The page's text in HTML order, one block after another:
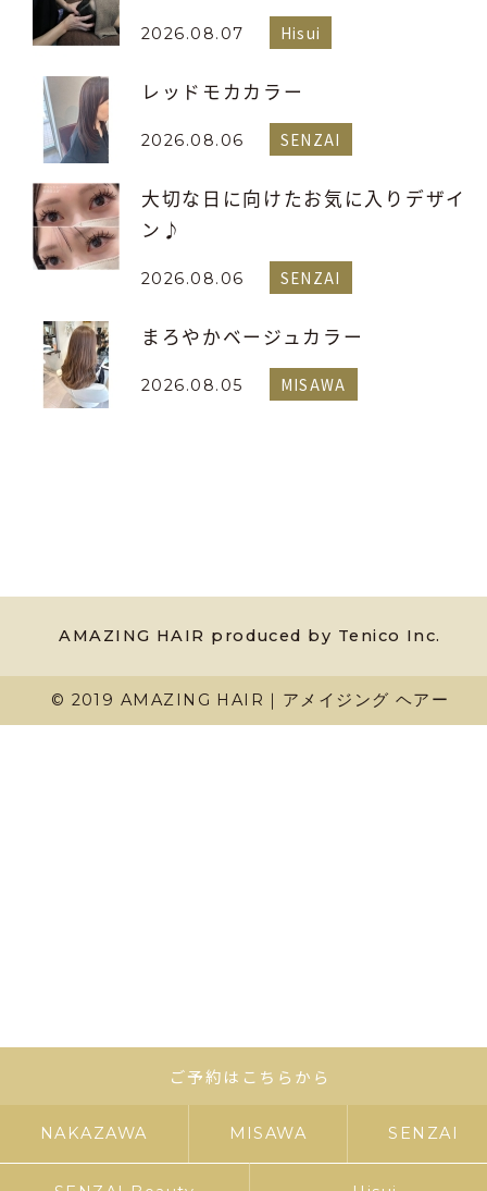
2026.08.07 Hisui
レッドモカカラー
2026.08.06 SENZAI
大切な日に向けたお気に入りデザイ
ン♪
2026.08.06 SENZAI
まろやかベージュカラー
2026.08.05 MISAWA
AMAZING HAIR produced by Tenico Inc.
© 2019 AMAZING HAIR｜アメイジング ヘアー
ご予約はこちらから
NAKAZAWA MISAWA SENZAI